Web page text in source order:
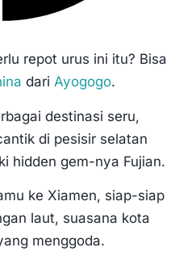
repot urus ini itu? Bisa
dari Ayogogo.
destinasi seru,
di pesisir selatan
hidden gem-nya Fujian.
ke Xiamen, siap-siap
laut, suasana kota
menggoda.